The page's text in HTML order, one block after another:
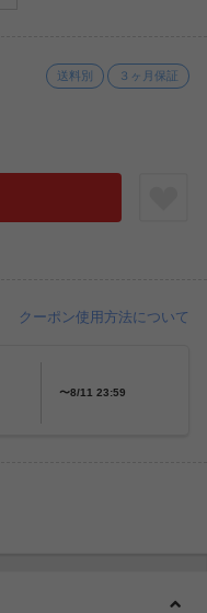
送料別 ３ヶ月保証
クーポン使用方法について
〜8/11 23:59